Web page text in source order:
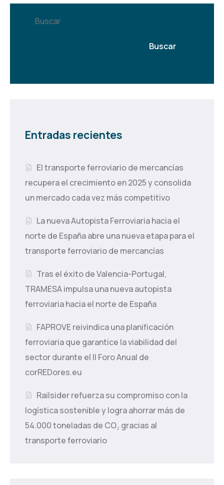
Buscar
Buscar
Entradas recientes
El transporte ferroviario de mercancías
recupera el crecimiento en 2025 y consolida
un mercado cada vez más competitivo
La nueva Autopista Ferroviaria hacia el
norte de España abre una nueva etapa para el
transporte ferroviario de mercancías
Tras el éxito de Valencia-Portugal,
TRAMESA impulsa una nueva autopista
ferroviaria hacia el norte de España
FAPROVE reivindica una planificación
ferroviaria que garantice la viabilidad del
sector durante el II Foro Anual de
corREDores.eu
Railsider refuerza su compromiso con la
logística sostenible y logra ahorrar más de
54.000 toneladas de CO₂ gracias al
transporte ferroviario